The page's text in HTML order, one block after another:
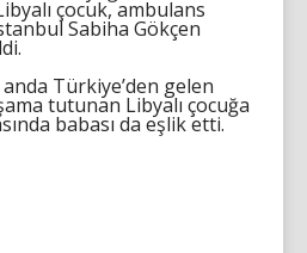
çocuk, ambulans
Sabiha Gökçen
Türkiye’den gelen
tutunan Libyalı çocuğa
babası da eşlik etti.